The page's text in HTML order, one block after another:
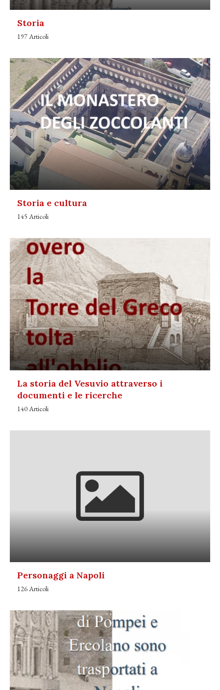
Storia
197 Articoli
Storia e cultura
145 Articoli
La storia del Vesuvio attraverso i
documenti e le ricerche
140 Articoli
Personaggi a Napoli
126 Articoli